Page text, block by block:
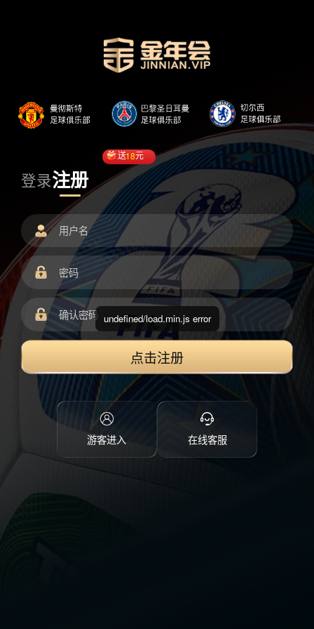
登录注册
送18元
点击注册
游客进入 在线客服
undefined/load.min.js error